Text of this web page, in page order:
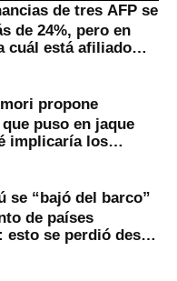
de tres AFP se
de 24%, pero en
cuál está afiliado
propone
puso en jaque
implicaría los
se “bajó del barco”
de países
esto se perdió desde